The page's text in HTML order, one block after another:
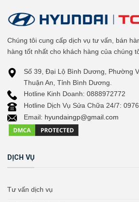
Chúng tôi cung cấp dịch vụ tư vấn, bán
hàng tốt nhất cho khách hàng của chúng
Số 39, Đại Lộ Bình Dương, Phường
Thuận An, Tỉnh Bình Dương.
Hotline Kinh Doanh: 0888972772
Hotline Dịch Vụ Sửa Chữa 24/7:
Email: hyundaingp@gmail.com
DỊCH VỤ
Tư vấn dịch vụ